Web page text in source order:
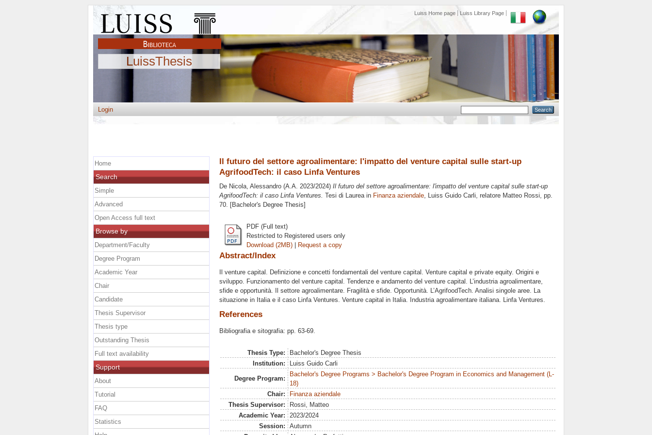
Luiss Home page Luiss Library Page
LuissThesis
Login
Il futuro del settore agroalimentare: l'impatto del venture capital sulle start-up
AgrifoodTech: il caso Linfa Ventures
De Nicola, Alessandro (A.A. 2023/2024) Il futuro del settore agroalimentare: l'impatto del venture capital sulle start-up
AgrifoodTech: il caso Linfa Ventures. Tesi di Laurea in Finanza aziendale, Luiss Guido Carli, relatore Matteo Rossi, pp.
70. [Bachelor's Degree Thesis]
PDF (Full text)
Restricted to Registered users only
Download (2MB) | Request a copy
Abstract/Index
Il venture capital. Definizione e concetti fondamentali del venture capital. Venture capital e private equity. Origini e
sviluppo. Funzionamento del venture capital. Tendenze e andamento del venture capital. L’industria agroalimentare,
sfide e opportunità. Il settore agroalimentare. Fragilità e sfide. Opportunità. L’AgrifoodTech. Analisi singole aree. La
situazione in Italia e il caso Linfa Ventures. Venture capital in Italia. Industria agroalimentare italiana. Linfa Ventures.
References
Bibliografia e sitografia: pp. 63-69.
Thesis Type:
Bachelor's Degree Thesis
Institution:
Luiss Guido Carli
Degree Program:
Bachelor's Degree Programs > Bachelor's Degree Program in Economics and Management (L-
18)
Chair:
Finanza aziendale
Thesis Supervisor:
Rossi, Matteo
Academic Year:
2023/2024
Session:
Autumn
Home
Search
Simple
Advanced
Open Access full text
Browse by
Department/Faculty
Degree Program
Academic Year
Chair
Candidate
Thesis Supervisor
Thesis type
Outstanding Thesis
Full text availability
Support
About
Tutorial
FAQ
Statistics